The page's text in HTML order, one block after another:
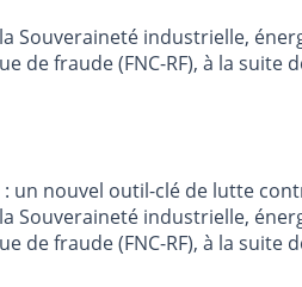
Souveraineté industrielle,
de fraude (FNC-RF), à la
un nouvel outil-clé de lutte
Souveraineté industrielle,
de fraude (FNC-RF), à la